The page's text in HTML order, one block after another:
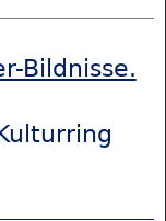
Bildnisse.